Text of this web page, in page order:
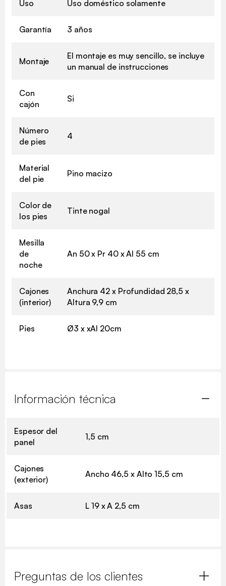
Uso Uso doméstico solamente
Garantía 3 años
Montaje
El montaje es muy sencillo, se incluye
un manual de instrucciones
Con
cajón
Si
Número
de pies
4
Material
del pie
Pino macizo
Color de
los pies
Tinte nogal
Mesilla
de
noche
An 50 x Pr 40 x Al 55 cm
Cajones
(interior)
Anchura 42 x Profundidad 28,5 x
Altura 9,9 cm
Pies Ø3 x xAl 20cm
Información técnica
Espesor del
panel
1,5 cm
Cajones
(exterior)
Ancho 46,5 x Alto 15,5 cm
Asas L 19 x A 2,5 cm
Preguntas de los clientes